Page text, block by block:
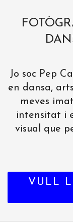
Jo soc Pep
en dansa,
meves
intensitat i
visual que
VULL